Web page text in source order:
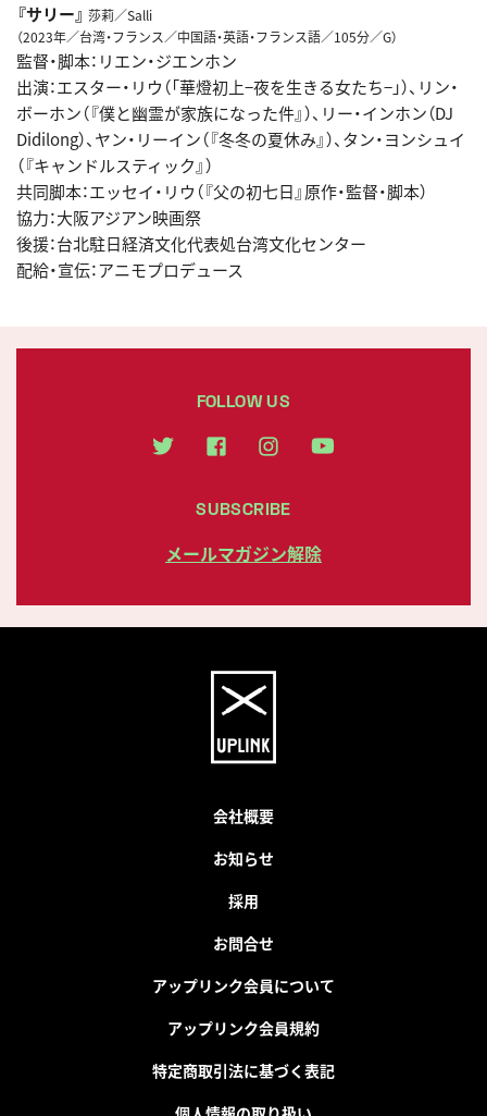
『サリー』 莎莉／Salli
（2023年／台湾・フランス／中国語・英語・フランス語／105分／G）
監督・脚本：リエン・ジエンホン
出演：エスター・リウ（「華燈初上−夜を生きる女たち−」）、リン・
ボーホン（『僕と幽霊が家族になった件』）、リー・インホン（DJ
Didilong）、ヤン・リーイン（『冬冬の夏休み』）、タン・ヨンシュイ
（『キャンドルスティック』）
共同脚本：エッセイ・リウ（『父の初七日』原作・監督・脚本）
協力：大阪アジアン映画祭
後援：台北駐日経済文化代表処台湾文化センター
配給・宣伝：アニモプロデュース
FOLLOW US
SUBSCRIBE
メールマガジン解除
会社概要
お知らせ
採用
お問合せ
アップリンク会員について
アップリンク会員規約
特定商取引法に基づく表記